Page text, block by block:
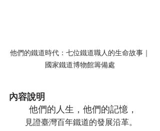
他們的鐵道時代：七位鐵道職人的生命故事｜
國家鐵道博物館籌備處
內容說明
他們的人生，他們的記憶，
見證臺灣百年鐵道的發展沿革。